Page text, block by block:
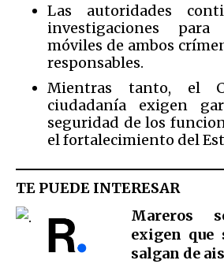
Las autoridades
investigaciones para
móviles de ambos
responsables.
Mientras tanto, el
ciudadanía exigen
seguridad de los
el fortalecimiento del
TE PUEDE INTERESAR
Mareros
exigen que
salgan de